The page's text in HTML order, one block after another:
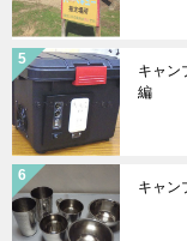
キャン
編
キャン